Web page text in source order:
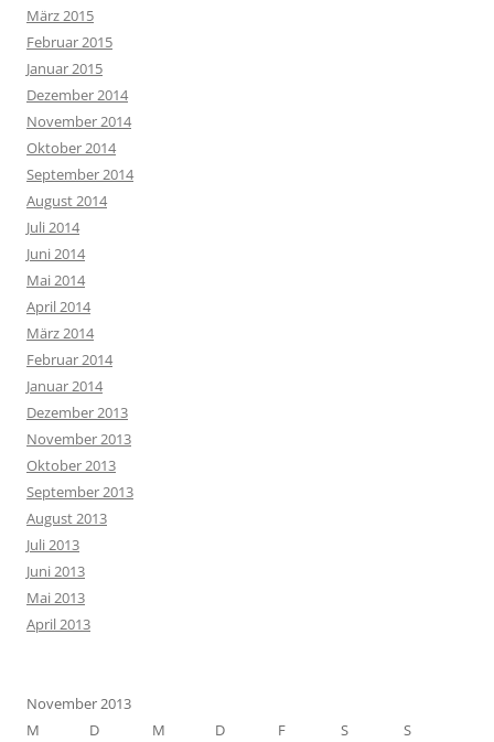
März 2015
Februar 2015
Januar 2015
Dezember 2014
November 2014
Oktober 2014
September 2014
August 2014
Juli 2014
Juni 2014
Mai 2014
April 2014
März 2014
Februar 2014
Januar 2014
Dezember 2013
November 2013
Oktober 2013
September 2013
August 2013
Juli 2013
Juni 2013
Mai 2013
April 2013
November 2013
M
D M D F S S